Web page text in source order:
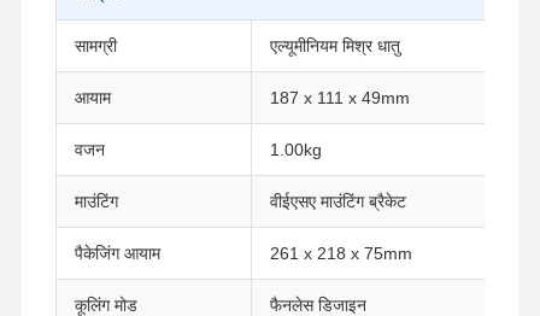
सामग्री एल्यूमीनियम मिश्र धातु
आयाम 187 x 111 x 49mm
वजन 1.00kg
माउंटिंग वीईएसए माउंटिंग ब्रैकेट
पैकेजिंग आयाम 261 x 218 x 75mm
कूलिंग मोड फैनलेस डिजाइन